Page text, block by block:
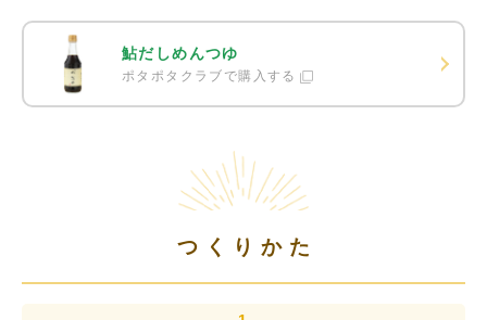
鮎だしめんつゆ
ポタポタクラブで購入する
つくりかた